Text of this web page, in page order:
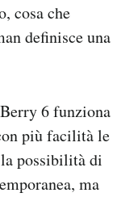
cosa che
definisce una
6 funziona
più facilità le
possibilità di
ma